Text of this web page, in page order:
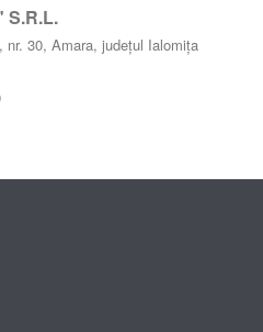
S.R.L.
nr. 30, Amara, județul Ialomița